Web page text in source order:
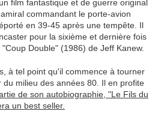
film fantastique et de guerre original
commandant le porte-avion
en 39-45 après une tempête. Il
pour la sixième et dernière fois
Double" (1986) de Jeff Kanew.
à tel point qu'il commence à tourner
du milieu des années 80. Il en profite
de son autobiographie, "Le Fils du
un best seller.